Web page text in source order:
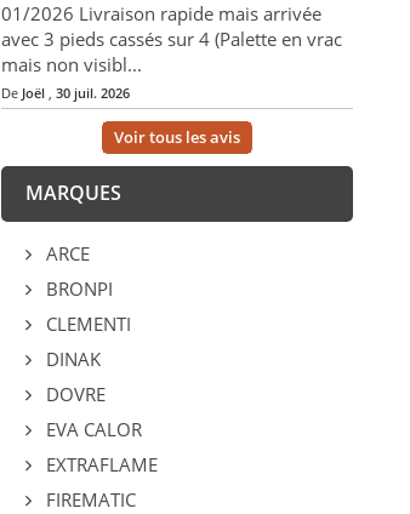
01/2026 Livraison rapide mais arrivée
avec 3 pieds cassés sur 4 (Palette en vrac
mais non visibl...
De Joël, 30 juil. 2026
Voir tous les avis
MARQUES
ARCE
BRONPI
CLEMENTI
DINAK
DOVRE
EVA CALOR
EXTRAFLAME
FIREMATIC